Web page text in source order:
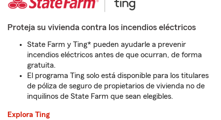
Proteja su vivienda contra los incendios eléctricos
State Farm y Ting* pueden ayudarle a prevenir
incendios eléctricos antes de que ocurran, de forma
gratuita.
El programa Ting solo está disponible para los titulares
de póliza de seguro de propietarios de vivienda no de
inquilinos de State Farm que sean elegibles.
Explora Ting